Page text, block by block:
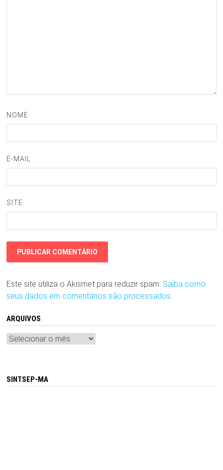
NOME
E-MAIL
SITE
Este site utiliza o Akismet para reduzir spam. Saiba como
seus dados em comentários são processados.
ARQUIVOS
Arquivos
SINTSEP-MA